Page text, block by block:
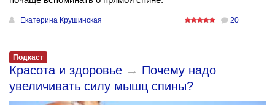
Екатерина Крушинская 20
Подкаст
Красота и здоровье → Почему надо
увеличивать силу мышц спины?